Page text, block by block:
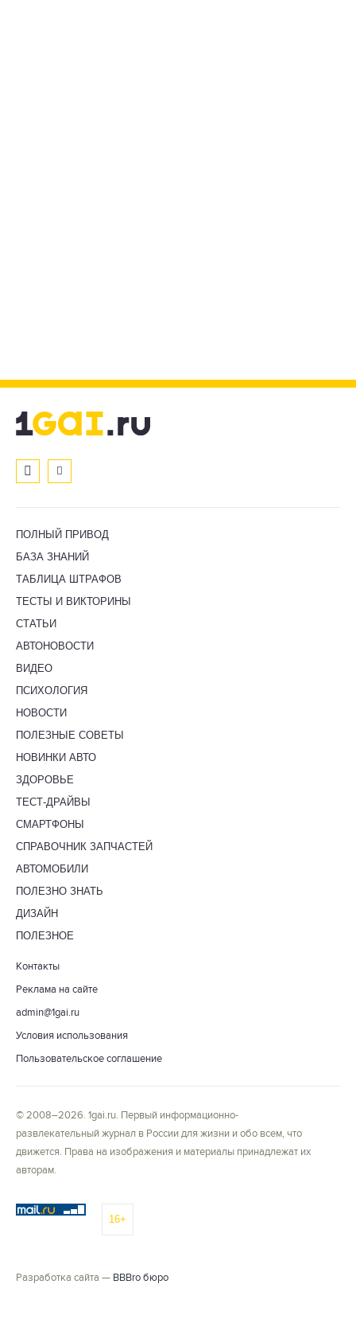
ПОЛНЫЙ ПРИВОД
БАЗА ЗНАНИЙ
ТАБЛИЦА ШТРАФОВ
ТЕСТЫ И ВИКТОРИНЫ
СТАТЬИ
АВТОНОВОСТИ
ВИДЕО
ПСИХОЛОГИЯ
НОВОСТИ
ПОЛЕЗНЫЕ СОВЕТЫ
НОВИНКИ АВТО
ЗДОРОВЬЕ
ТЕСТ-ДРАЙВЫ
СМАРТФОНЫ
СПРАВОЧНИК ЗАПЧАСТЕЙ
АВТОМОБИЛИ
ПОЛЕЗНО ЗНАТЬ
ДИЗАЙН
ПОЛЕЗНОЕ
Контакты
Реклама на сайте
admin@1gai.ru
Условия использования
Пользовательское соглашение
© 2008–2026. 1gai.ru. Первый информационно-
развлекательный журнал в России для жизни и обо всем, что
движется. Права на изображения и материалы принадлежат их
авторам.
16+
Разработка сайта — BBBro бюро